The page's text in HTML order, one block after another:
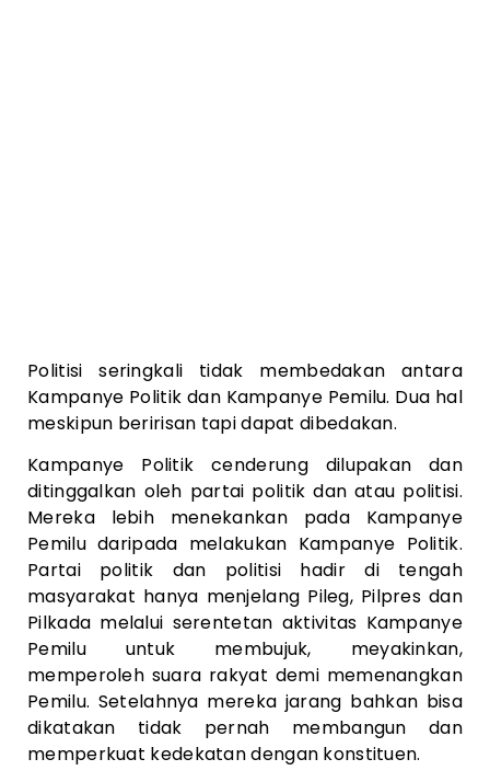
Politisi seringkali tidak membedakan antara
Kampanye Politik dan Kampanye Pemilu. Dua hal
meskipun beririsan tapi dapat dibedakan.
Kampanye Politik cenderung dilupakan dan
ditinggalkan oleh partai politik dan atau politisi.
Mereka lebih menekankan pada Kampanye
Pemilu daripada melakukan Kampanye Politik.
Partai politik dan politisi hadir di tengah
masyarakat hanya menjelang Pileg, Pilpres dan
Pilkada melalui serentetan aktivitas Kampanye
Pemilu untuk membujuk, meyakinkan,
memperoleh suara rakyat demi memenangkan
Pemilu. Setelahnya mereka jarang bahkan bisa
dikatakan tidak pernah membangun dan
memperkuat kedekatan dengan konstituen.